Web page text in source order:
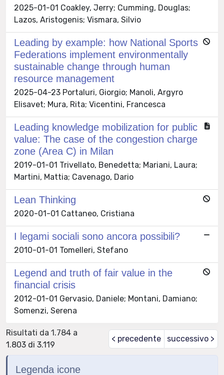
2025-01-01 Coakley, Jerry; Cumming, Douglas;
Lazos, Aristogenis; Vismara, Silvio
Leading by example: how National Sports
Federations implement environmentally
sustainable change through human
resource management
2025-04-23 Portaluri, Giorgio; Manoli, Argyro
Elisavet; Mura, Rita; Vicentini, Francesca
Leading knowledge mobilization for public
value: The case of the congestion charge
zone (Area C) in Milan
2019-01-01 Trivellato, Benedetta; Mariani, Laura;
Martini, Mattia; Cavenago, Dario
Lean Thinking
2020-01-01 Cattaneo, Cristiana
I legami sociali sono ancora possibili?
2010-01-01 Tomelleri, Stefano
Legend and truth of fair value in the
financial crisis
2012-01-01 Gervasio, Daniele; Montani, Damiano;
Somenzi, Serena
Risultati da 1.784 a
1.803 di 3.119
< precedente successivo >
Legenda icone